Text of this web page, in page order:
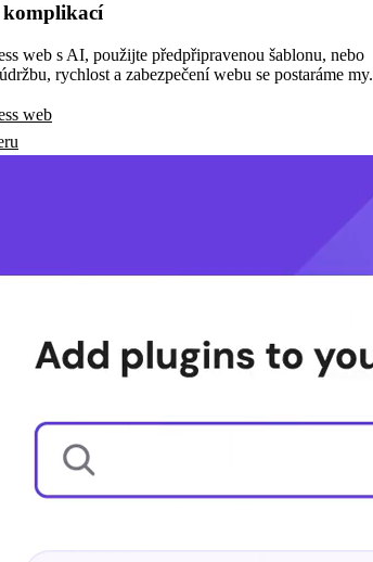
komplikací
web s AI, použijte předpřipravenou šablonu, nebo
rychlost a zabezpečení webu se postaráme my.
web